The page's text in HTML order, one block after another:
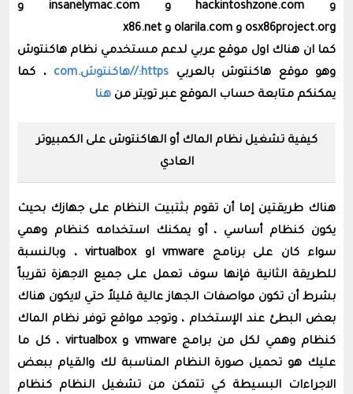
و hackintoshzone.com و insanelymac.com و
osx86project.org و olarila.com و x86.net
كما ان هناك اول موقع عربي لدعم مستخدمي نظام هاكنتوش
وهو موقع هاكنتوش بالعربي https://هاكنتوش.com
، كما
يمكنكم متابعة حساب الموقع عبر تويتر من هنا
كيفية تشغيل نظام الماك أو الهاكنتوش على الكمبيوتر
العادي
هناك طريقتين إما أن تقوم بثتبيت النظام على جهازك بحيث
يكون كنظام أساسي ، أو يمكنك استخدامه كنظام وهمي
سواء كان على برنامج vmware او virtualbox ، وبالنسبة
للطريقة الثانية فإنها سوف تعمل على جميع الاجهزة تقريباً
بشرط أن تكون مواصفات الجهاز عالية قليلاً حتي لايكون هناك
بعض البطئ عند الإستخدام ، وتوجد مواقع توفر نظام الماك
كنظام وهمي لكل من برامج vmware و
virtualbox ، كل ما
عليك هو تحميل صورة النظام المناسبة لك والقيام ببعض
الاجراءات البسيطة كي تتمكن من تشغيل النظام كنظام